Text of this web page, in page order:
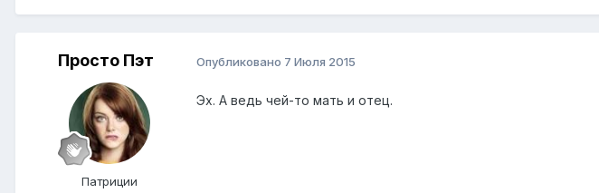
Просто Пэт
Патриции
Опубликовано 7 Июля 2015
Эх. А ведь чей-то мать и отец.